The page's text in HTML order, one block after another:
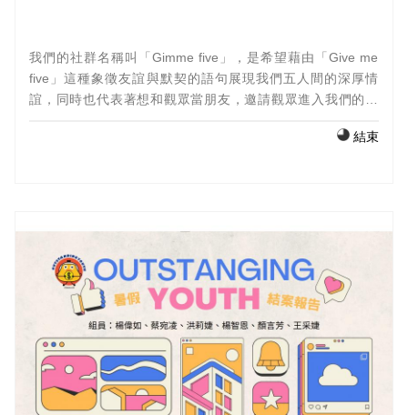
我們的社群名稱叫「Gimme five」，是希望藉由「Give me
five」這種象徵友誼與默契的語句展現我們五人間的深厚情
誼，同時也代表著想和觀眾當朋友，邀請觀眾進入我們的世
韓國流行文化相關的企劃內容，融入KPOP的相關知識、遊
結束